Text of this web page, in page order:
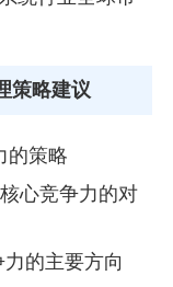
策略建议
的策略
心竞争力的对
的主要方向